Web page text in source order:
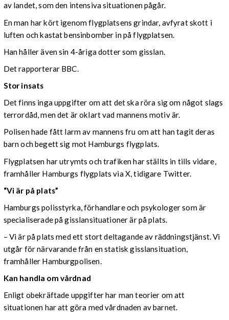
av landet, som den intensiva situationen pågår.
En man har kört igenom flygplatsens grindar, avfyrat skott i
luften och kastat bensinbomber in på flygplatsen.
Han håller även sin 4-åriga dotter som gisslan.
Det rapporterar BBC.
Stor insats
Det finns inga uppgifter om att det ska röra sig om något slags
terrordåd, men det är oklart vad mannens motiv är.
Polisen hade fått larm av mannens fru om att han tagit deras
barn och begett sig mot Hamburgs flygplats.
Flygplatsen har utrymts och trafiken har ställts in tills vidare,
framhåller Hamburgs flygplats via X, tidigare Twitter.
“Vi är på plats”
Hamburgs polisstyrka, förhandlare och psykologer som är
specialiserade på gisslansituationer är på plats.
– Vi är på plats med ett stort deltagande av räddningstjänst. Vi
utgår för närvarande från en statisk gisslansituation,
framhåller Hamburgpolisen.
Kan handla om vårdnad
Enligt obekräftade uppgifter har man teorier om att
situationen har att göra med vårdnaden av barnet.